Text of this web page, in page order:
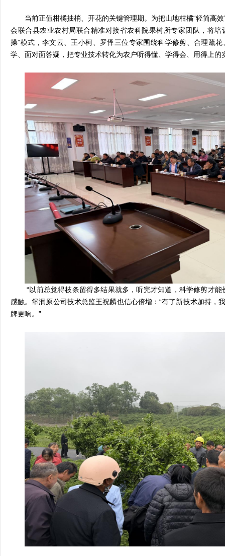
当前正值柑橘抽梢、开花的关键管理期。为把山地柑橘“轻简高
会联合县农业农村局联合精准对接省农科院果树所专家团队，将
操”模式，李文云、王小柯、罗怿三位专家围绕科学修剪、合理疏
学、面对面答疑，把专业技术转化为农户听得懂、学得会、用得上的
“以前总觉得枝条留得多结果就多，听完才知道，科学修剪才
感触。堡润原公司技术总监王祝麟也信心倍增：“有了新技术加持，
牌更响。”